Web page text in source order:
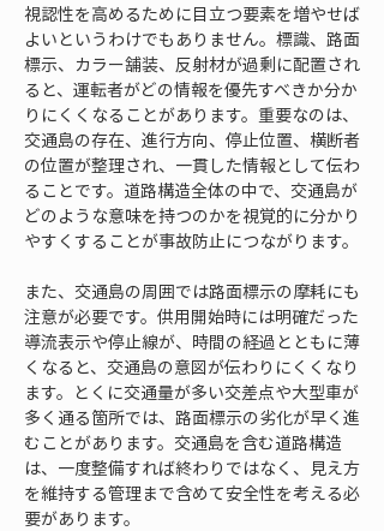
視認性を高めるために目立つ要素を増やせば
よいというわけでもありません。標識、路面
標示、カラー舗装、反射材が過剰に配置され
ると、運転者がどの情報を優先すべきか分か
りにくくなることがあります。重要なのは、
交通島の存在、進行方向、停止位置、横断者
の位置が整理され、一貫した情報として伝わ
ることです。道路構造全体の中で、交通島が
どのような意味を持つのかを視覚的に分かり
やすくすることが事故防止につながります。
また、交通島の周囲では路面標示の摩耗にも
注意が必要です。供用開始時には明確だった
導流表示や停止線が、時間の経過とともに薄
くなると、交通島の意図が伝わりにくくなり
ます。とくに交通量が多い交差点や大型車が
多く通る箇所では、路面標示の劣化が早く進
むことがあります。交通島を含む道路構造
は、一度整備すれば終わりではなく、見え方
を維持する管理まで含めて安全性を考える必
要があります。